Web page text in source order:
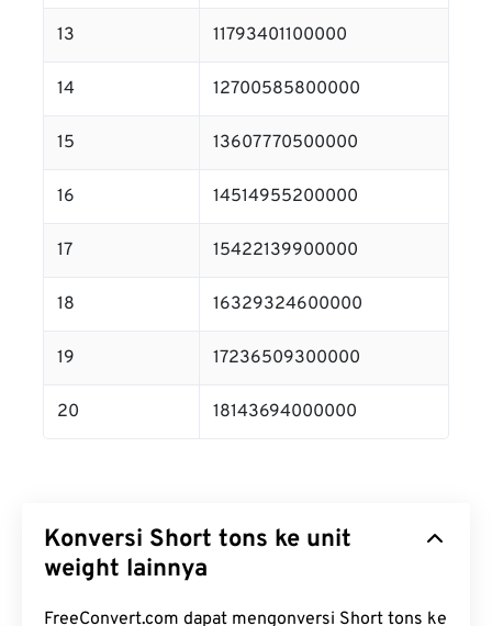
13 11793401100000
14 12700585800000
15 13607770500000
16 14514955200000
17 15422139900000
18 16329324600000
19 17236509300000
20 18143694000000
Konversi Short tons ke unit
weight lainnya
FreeConvert.com dapat mengonversi Short tons ke